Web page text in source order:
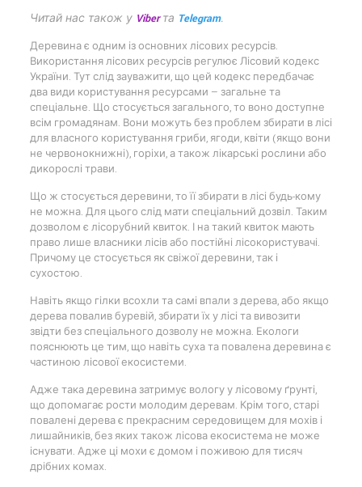
Читай нас також у Viberта Telegram.
Деревина є одним із основних лісових ресурсів.
Використання лісових ресурсів регулює Лісовий кодекс
України. Тут слід зауважити, що цей кодекс передбачає
два види користування ресурсами — загальне та
спеціальне. Що стосується загального, то воно доступне
всім громадянам. Вони можуть без проблем збирати в лісі
для власного користування гриби, ягоди, квіти (якщо вони
не червонокнижні), горіхи, а також лікарські рослини або
дикорослі трави.
Що ж стосується деревини, то її збирати в лісі будь-кому
не можна. Для цього слід мати спеціальний дозвіл. Таким
дозволом є лісорубний квиток. І на такий квиток мають
право лише власники лісів або постійні лісокористувачі.
Причому це стосується як свіжої деревини, так і
сухостою.
Навіть якщо гілки всохли та самі впали з дерева, або якщо
дерева повалив буревій, збирати їх у лісі та вивозити
звідти без спеціального дозволу не можна. Екологи
пояснюють це тим, що навіть суха та повалена деревина є
частиною лісової екосистеми.
Адже така деревина затримує вологу у лісовому ґрунті,
що допомагає рости молодим деревам. Крім того, старі
повалені дерева є прекрасним середовищем для мохів і
лишайників, без яких також лісова екосистема не може
існувати. Адже ці мохи є домом і поживою для тисяч
дрібних комах.